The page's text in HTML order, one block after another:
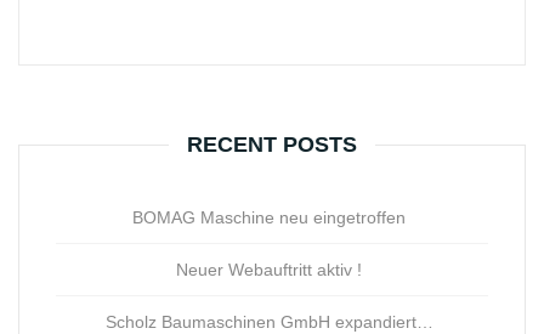
RECENT POSTS
BOMAG Maschine neu eingetroffen
Neuer Webauftritt aktiv !
Scholz Baumaschinen GmbH expandiert…